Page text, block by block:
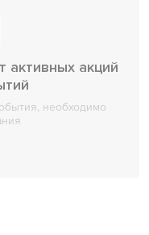
активных акций
необходимо